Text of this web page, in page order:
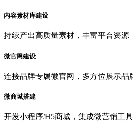
内容素材库建设
持续产出高质量素材，丰富平台资源
微官网建设
连接品牌专属微官网，多方位展示品
微商城搭建
开发小程序/H5商城，集成微营销工